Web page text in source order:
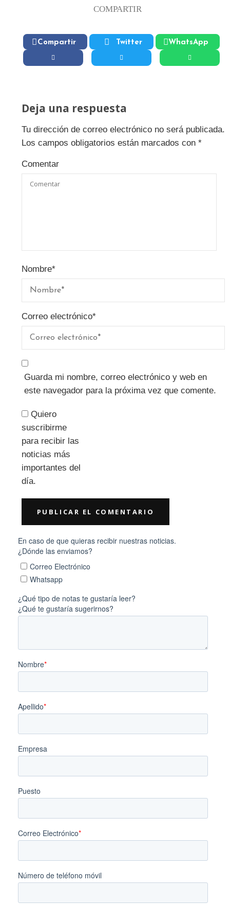
COMPARTIR
Compartir Twitter WhatsApp
Deja una respuesta
Tu dirección de correo electrónico no será publicada.
Los campos obligatorios están marcados con *
Comentar
Nombre*
Correo electrónico*
Guarda mi nombre, correo electrónico y web en
este navegador para la próxima vez que comente.
Quiero
suscribirme
para recibir las
noticias más
importantes del
día.